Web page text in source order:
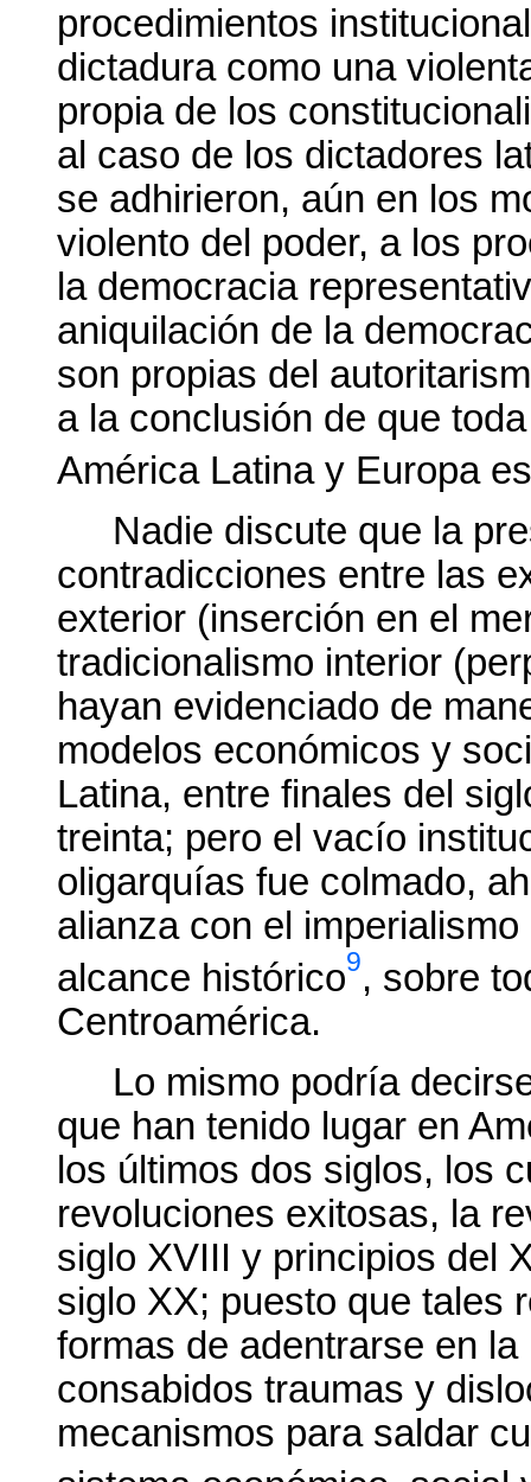
procedimientos
dictadura como una
propia de los
al caso de los dictadores
se adhirieron, aún en los
violento del poder, a los
la democracia
aniquilación de la
son propias del
a la conclusión de que
América Latina y Europa
Nadie discute que la
contradicciones entre las
exterior (inserción en el
tradicionalismo interior
hayan evidenciado de
modelos económicos y
Latina, entre finales del
treinta; pero el vacío
oligarquías fue colmado,
alianza con el
alcance histórico9, sobre
Centroamérica.
Lo mismo podría
que han tenido lugar en
los últimos dos siglos, los
revoluciones exitosas, la
siglo XVIII y principios del
siglo XX; puesto que tales
formas de adentrarse en
consabidos traumas y
mecanismos para saldar